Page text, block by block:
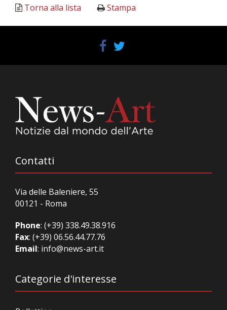
Torna alla lista Stampa
Contatti
Via delle Baleniere, 55
00121 - Roma
Phone: (+39) 338.49.38.916
Fax: (+39) 06.56.44.77.76
Email: info@news-art.it
Categorie d'interesse